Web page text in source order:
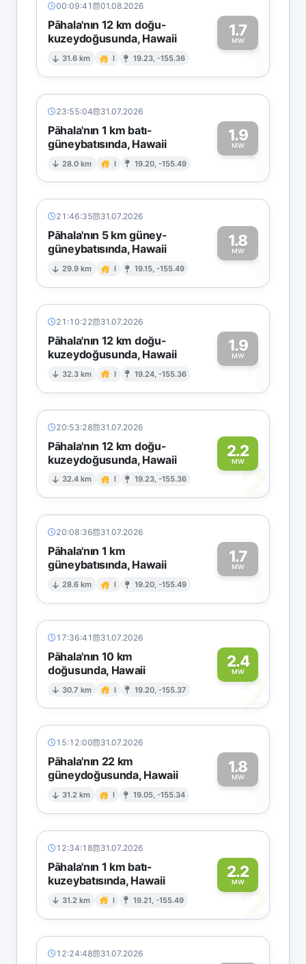
00:09:41 01.08.2026
Pāhala'nın 12 km doğu-
kuzeydoğusunda, Hawaii
31.6 km I 19.23, -155.36
1.7
MW1
23:55:04 31.07.2026
Pāhala'nın 1 km batı-
güneybatısında, Hawaii
28.0 km I 19.20, -155.49
1.9
MW1
21:46:35 31.07.2026
Pāhala'nın 5 km güney-
güneybatısında, Hawaii
29.9 km I 19.15, -155.49
1.8
MW1
21:10:22 31.07.2026
Pāhala'nın 12 km doğu-
kuzeydoğusunda, Hawaii
32.3 km I 19.24, -155.36
1.9
MW1
20:53:28 31.07.2026
Pāhala'nın 12 km doğu-
kuzeydoğusunda, Hawaii
32.4 km I 19.23, -155.36
2.2
MW2
20:08:36 31.07.2026
Pāhala'nın 1 km
güneybatısında, Hawaii
28.6 km I 19.20, -155.49
1.7
MW1
17:36:41 31.07.2026
Pāhala'nın 10 km
doğusunda, Hawaii
30.7 km I 19.20, -155.37
2.4
MW2
15:12:00 31.07.2026
Pāhala'nın 22 km
güneydoğusunda, Hawaii
31.2 km I 19.05, -155.34
1.8
MW1
12:34:18 31.07.2026
Pāhala'nın 1 km batı-
kuzeybatısında, Hawaii
31.2 km I 19.21, -155.49
2.2
MW2
12:24:48 31.07.2026